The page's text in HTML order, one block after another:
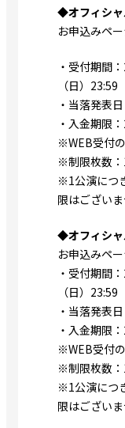
◆オフィシャ
お申込みペー
・受付期間
（日）23:59
・当落発表
・入金期限
※WEB受付
※制限枚数
※1公演につ
限はございま
◆オフィシャ
お申込みペー
・受付期間
（日）23:59
・当落発表
・入金期限
※WEB受付
※制限枚数
※1公演につ
限はございま